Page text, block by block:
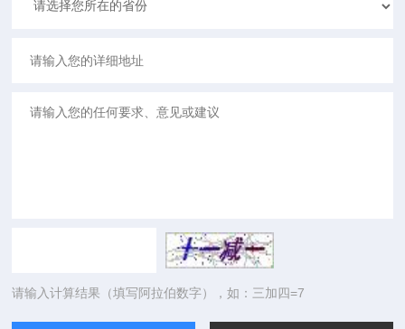
请输入计算结果（填写阿拉伯数字），如：三加四=7